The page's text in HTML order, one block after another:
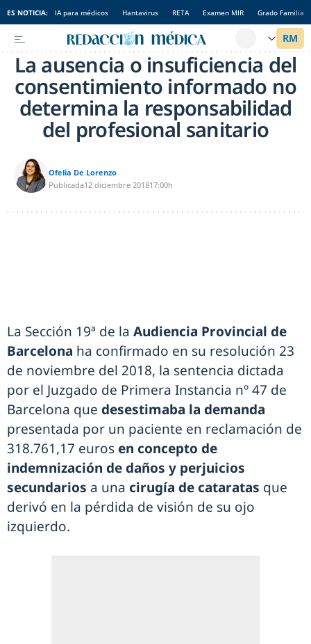
ES NOTICIA: IA para médicos Hantavirus RETA Examen MIR Grado Familia
La ausencia o insuficiencia del
consentimiento informado no
determina la responsabilidad
del profesional sanitario
Ofelia De Lorenzo
Publicada12 diciembre 201817:00h
La Sección 19ª de la Audiencia Provincial de
Barcelona ha confirmado en su resolución 23
de noviembre del 2018, la sentencia dictada
por el Juzgado de Primera Instancia nº 47 de
Barcelona que desestimaba la demanda
presentada por un paciente en reclamación de
318.761,17 euros en concepto de
indemnización de daños y perjuicios
secundarios a una cirugía de cataratas que
derivó en la pérdida de visión de su ojo
izquierdo.